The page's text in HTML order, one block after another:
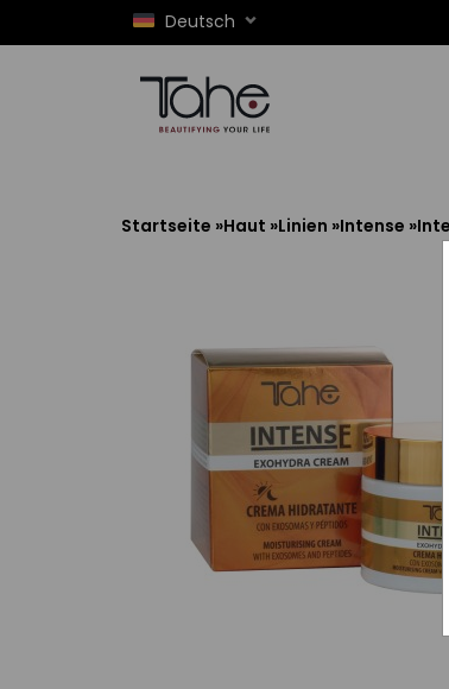
Deutsch
Startseite »Haut »Linien »Intense »